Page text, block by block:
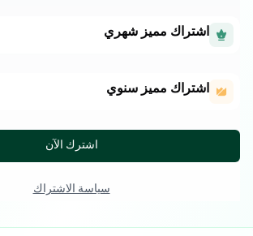
اشتراك مميز شهري
اشتراك مميز سنوي
اشترك الآن
سياسة الاشتراك